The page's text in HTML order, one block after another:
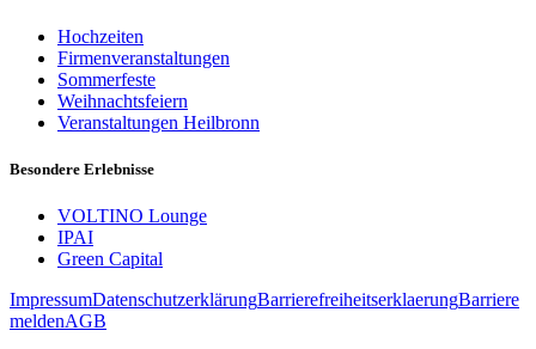
Hochzeiten
Firmenveranstaltungen
Sommerfeste
Weihnachtsfeiern
Veranstaltungen Heilbronn
Besondere Erlebnisse
VOLTINO Lounge
IPAI
Green Capital
ImpressumDatenschutzerklärungBarrierefreiheitserklaerungBarriere
meldenAGB